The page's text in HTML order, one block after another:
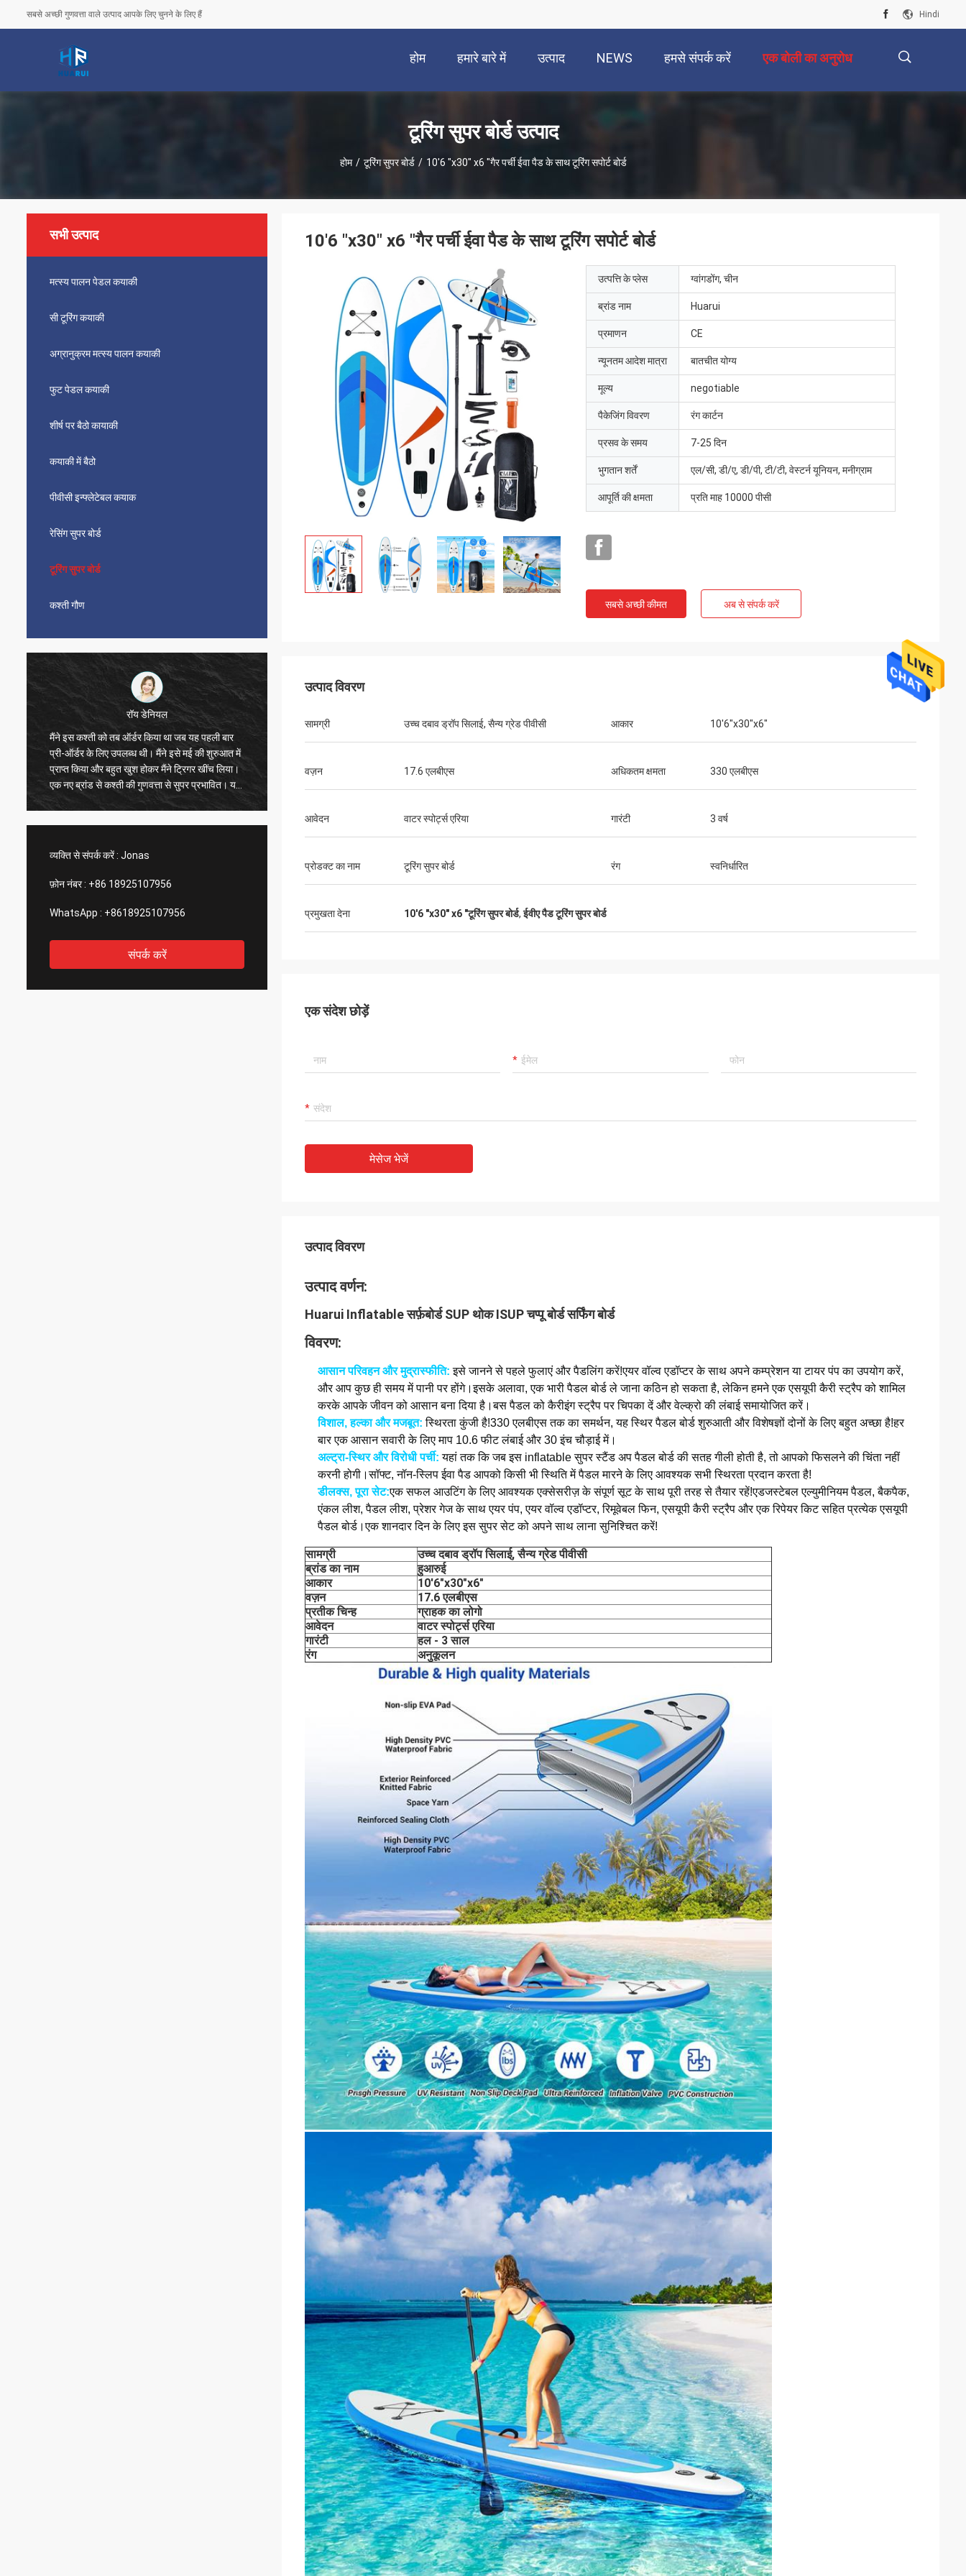
सबसे अच्छी गुणवत्ता वाले उत्पाद आपके लिए चुनने के लिए हैं Hindi
होम हमारे बारे में उत्पाद NEWS हमसे संपर्क करें एक बोली का अनुरोध
टूरिंग सुपर बोर्ड उत्पाद
होम / टूरिंग सुपर बोर्ड / 10'6 "x30" x6 "गैर पर्ची ईवा पैड के साथ टूरिंग सपोर्ट बोर्ड
सभी उत्पाद
मत्स्य पालन पेडल कयाकी
सी टूरिंग कयाकी
अग्रानुक्रम मत्स्य पालन कयाकी
फुट पेडल कयाकी
शीर्ष पर बैठो कायाकी
कयाकी में बैठो
पीवीसी इन्फ्लेटेबल कयाक
रेसिंग सुपर बोर्ड
टूरिंग सुपर बोर्ड
कश्ती गौण
केन
विशेष रूप से पैसे के लिए महान कश्ती। इसमें बहुत सी जगह
है, एक्सेसरीज़ माउंट करने के लिए बहुत सारे स्थान हैं, और
यह सुपर स्टेबल है। सीट बहुत आरामदायक है और फिन
ड्राइव का उपयोग करना आसान है। मछली पकड़ने की
कश्ती में आपको वह सब कुछ मिला है जो आपको चाहिए। मैं
व्यक्ति से संपर्क करें : Jonas
फ़ोन नंबर : +86 18925107956
WhatsApp : +8618925107956
संपर्क करें
10'6 "x30" x6 "गैर पर्ची ईवा पैड के साथ टूरिंग सपोर्ट बोर्ड
उत्पत्ति के प्लेस ग्वांगडोंग, चीन
ब्रांड नाम Huarui
प्रमाणन CE
न्यूनतम आदेश मात्रा बातचीत योग्य
मूल्य negotiable
पैकेजिंग विवरण रंग कार्टन
प्रसव के समय 7-25 दिन
भुगतान शर्तें एल/सी, डी/ए, डी/पी, टी/टी, वेस्टर्न यूनियन, मनीग्राम
आपूर्ति की क्षमता प्रति माह 10000 पीसी
सबसे अच्छी कीमत अब से संपर्क करें
उत्पाद विवरण
सामग्री उच्च दबाव ड्रॉप सिलाई, सैन्य ग्रेड पीवीसी आकार 10'6"x30"x6"
वज़न 17.6 एलबीएस अधिकतम क्षमता 330 एलबीएस
आवेदन वाटर स्पोर्ट्स एरिया गारंटी 3 वर्ष
प्रोडक्ट का नाम टूरिंग सुपर बोर्ड रंग स्वनिर्धारित
प्रमुखता देना 10'6 "x30" x6 "टूरिंग सुपर बोर्ड,ईवीए पैड टूरिंग सुपर बोर्ड
एक संदेश छोड़ें
मेसेज भेजें
उत्पाद विवरण
उत्पाद वर्णन:
Huarui Inflatable सर्फ़बोर्ड SUP थोक ISUP चप्पू बोर्ड सर्फिंग बोर्ड
विवरण:
आसान परिवहन और मुद्रास्फीति: इसे जानने से पहले फुलाएं और पैडलिंग करें!एयर वॉल्व एडॉप्टर के साथ अपने कम्प्रेशन या टायर पंप का उपयोग करें,
और आप कुछ ही समय में पानी पर होंगे।इसके अलावा, एक भारी पैडल बोर्ड ले जाना कठिन हो सकता है, लेकिन हमने एक एसयूपी कैरी स्ट्रैप को शामिल
करके आपके जीवन को आसान बना दिया है।बस पैडल को कैरीइंग स्ट्रैप पर चिपका दें और वेल्क्रो की लंबाई समायोजित करें।
विशाल, हल्का और मजबूत: स्थिरता कुंजी है!330 एलबीएस तक का समर्थन, यह स्थिर पैडल बोर्ड शुरुआती और विशेषज्ञों दोनों के लिए बहुत अच्छा है!हर
बार एक आसान सवारी के लिए माप 10.6 फीट लंबाई और 30 इंच चौड़ाई में।
अल्ट्रा-स्थिर और विरोधी पर्ची: यहां तक ​​​​कि जब इस inflatable सुपर स्टैंड अप पैडल बोर्ड की सतह गीली होती है, तो आपको फिसलने की चिंता नहीं
करनी होगी।सॉफ्ट, नॉन-स्लिप ईवा पैड आपको किसी भी स्थिति में पैडल मारने के लिए आवश्यक सभी स्थिरता प्रदान करता है!
डीलक्स, पूरा सेट:एक सफल आउटिंग के लिए आवश्यक एक्सेसरीज़ के संपूर्ण सूट के साथ पूरी तरह से तैयार रहें!एडजस्टेबल एल्युमीनियम पैडल, बैकपैक,
एंकल लीश, पैडल लीश, प्रेशर गेज के साथ एयर पंप, एयर वॉल्व एडॉप्टर, रिमूवेबल फिन, एसयूपी कैरी स्ट्रैप और एक रिपेयर किट सहित प्रत्येक एसयूपी
पैडल बोर्ड।एक शानदार दिन के लिए इस सुपर सेट को अपने साथ लाना सुनिश्चित करें!
सामग्री
उच्च दबाव ड्रॉप सिलाई, सैन्य ग्रेड पीवीसी
ब्रांड का नाम
हुआरुई
आकार
10'6"x30"x6"
वज़न
17.6 एलबीएस
प्रतीक चिन्ह
ग्राहक का लोगो
आवेदन
वाटर स्पोर्ट्स एरिया
गारंटी
हल - 3 साल
रंग
अनुकूलन